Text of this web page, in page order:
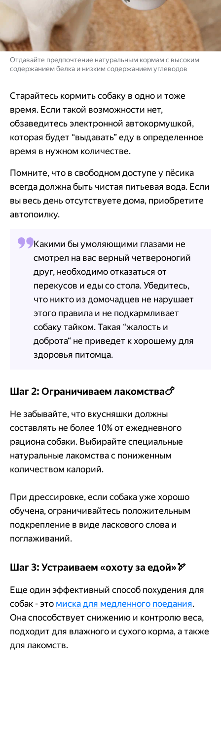
Отдавайте предпочтение натуральным кормам с высоким
содержанием белка и низким содержанием углеводов
Старайтесь кормить собаку в одно и тоже
время. Если такой возможности нет,
обзаведитесь электронной автокормушкой,
которая будет “выдавать” еду в определенное
время в нужном количестве.
Помните, что в свободном доступе у пёсика
всегда должна быть чистая питьевая вода. Если
вы весь день отсутствуете дома, приобретите
автопоилку.
Какими бы умоляющими глазами не
смотрел на вас верный четвероногий
друг, необходимо отказаться от
перекусов и еды со стола. Убедитесь,
что никто из домочадцев не нарушает
этого правила и не подкармливает
собаку тайком. Такая “жалость и
доброта“ не приведет к хорошему для
здоровья питомца.
Шаг 2: Ограничиваем лакомства🍗
Не забывайте, что вкусняшки должны
составлять не более 10% от ежедневного
рациона собаки. Выбирайте специальные
натуральные лакомства с пониженным
количеством калорий.
При дрессировке, если собака уже хорошо
обучена, ограничивайтесь положительным
подкрепление в виде ласкового слова и
поглаживаний.
Шаг 3: Устраиваем «охоту за едой»🏹
Еще один эффективный способ похудения для
собак - это миска для медленного поедания.
Она способствует снижению и контролю веса,
подходит для влажного и сухого корма, а также
для лакомств.